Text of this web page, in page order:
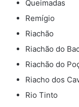
Queimadas
Remígio
Riachão
Riachão do
Riachão do
Riacho dos
Rio Tinto